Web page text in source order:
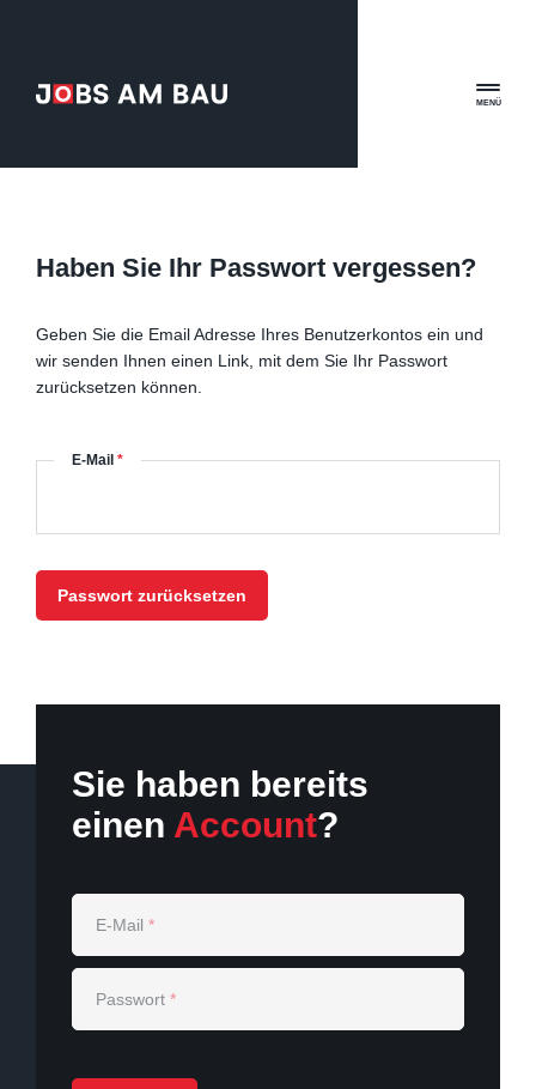
MENÜ
Haben Sie Ihr Passwort vergessen?
Geben Sie die Email Adresse Ihres Benutzerkontos ein und
wir senden Ihnen einen Link, mit dem Sie Ihr Passwort
zurücksetzen können.
E-Mail *
Sie haben bereits
einen Account?
E-Mail *
Passwort *